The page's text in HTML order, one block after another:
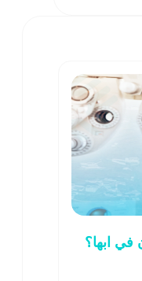
في ابها؟